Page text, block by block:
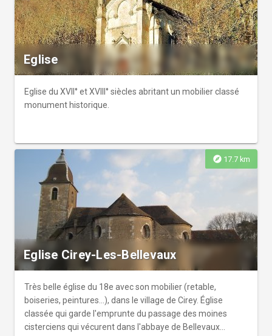
Eglise
Eglise du XVII° et XVIII° siècles abritant un mobilier classé
monument historique.
explore 17.7 km
Eglise Cirey-Les-Bellevaux
Très belle église du 18e avec son mobilier (retable,
boiseries, peintures...), dans le village de Cirey. Église
classée qui garde l'emprunte du passage des moines
cisterciens qui vécurent dans l'abbaye de Bellevaux